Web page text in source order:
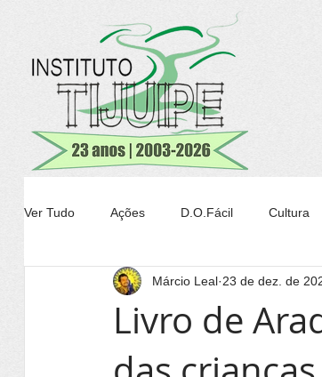
Ver Tudo Ações D.O.Fácil Cultura
Agricultura Transparência Tijuípe
Conheça Itacaré
Livro de
Márcio Leal 23 de dez. de